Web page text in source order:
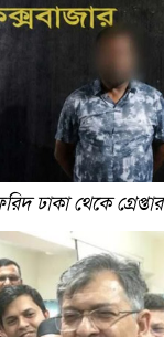
ঢাকা থেকে গ্রেপ্তার